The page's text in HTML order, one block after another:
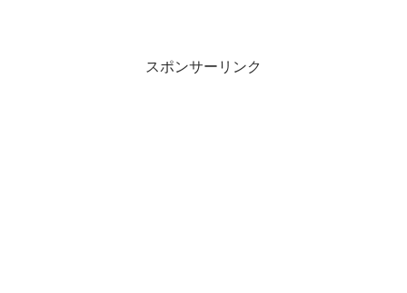
スポンサーリンク